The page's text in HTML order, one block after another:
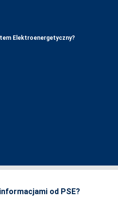
Elektroenergetyczny?
od PSE?